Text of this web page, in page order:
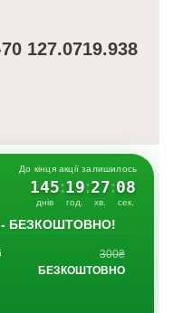
127.0719.938
До кінця акції залишилось
145
днів
:19
год.
:27
хв.
:07
сек.
- БЕЗКОШТОВНО!
300₴
БЕЗКОШТОВНО